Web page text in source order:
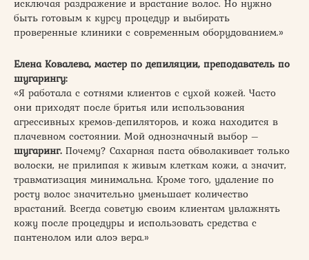
исключая раздражение и врастание волос. Но нужно
быть готовым к курсу процедур и выбирать
проверенные клиники с современным оборудованием.»
Елена Ковалева, мастер по депиляции, преподаватель по
шугарингу:
«Я работала с сотнями клиентов с сухой кожей. Часто
они приходят после бритья или использования
агрессивных кремов-депиляторов, и кожа находится в
плачевном состоянии. Мой однозначный выбор –
шугаринг. Почему? Сахарная паста обволакивает только
волоски, не прилипая к живым клеткам кожи, а значит,
травматизация минимальна. Кроме того, удаление по
росту волос значительно уменьшает количество
врастаний. Всегда советую своим клиентам увлажнять
кожу после процедуры и использовать средства с
пантенолом или алоэ вера.»